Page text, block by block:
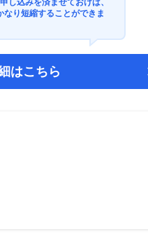
し込みを済ませておけば、
り短縮することができま
はこちら